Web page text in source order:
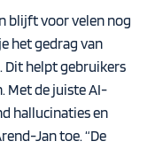
blijft voor velen nog
het gedrag van
Dit helpt gebruikers
Met de juiste AI-
hallucinaties en
Jan toe. “De